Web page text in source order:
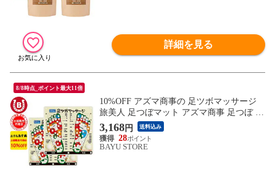
詳細を見る
8/8時点_ポイント最大11倍
10%OFF アズマ商事の 足ツボマッサージ
旅美人 足つぼマット アズマ商事 足つぼ マ
ット 健康マット マッサージグッズ フット
ケア 血行促進 むくみ むくみケア 足裏 マ
ット 足ツボ 足裏ケア 刺激ボール 健康器具
3,168円 送料込み
28
BAYU STORE